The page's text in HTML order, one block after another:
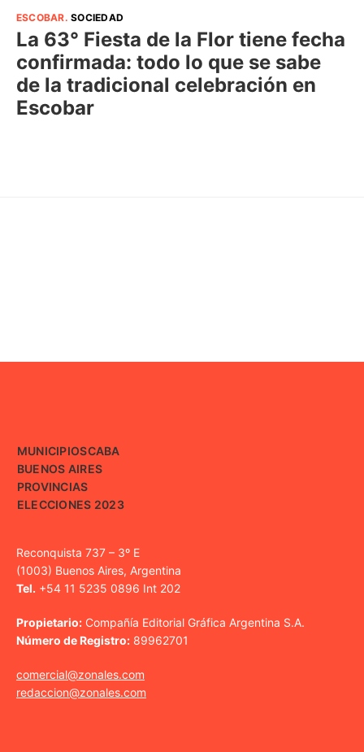
ESCOBAR.SOCIEDAD
La 63° Fiesta de la Flor tiene fecha
confirmada: todo lo que se sabe
de la tradicional celebración en
Escobar
MUNICIPIOSCABA
BUENOS AIRES
PROVINCIAS
ELECCIONES 2023
Reconquista 737 – 3º E
(1003) Buenos Aires, Argentina
Tel. +54 11 5235 0896 Int 202
Propietario: Compañía Editorial Gráfica Argentina S.A.
Número de Registro: 89962701
comercial@zonales.com
redaccion@zonales.com